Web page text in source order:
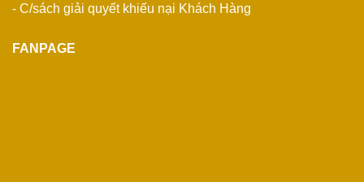
- C/sách giải quyết khiếu nại Khách Hàng
FANPAGE